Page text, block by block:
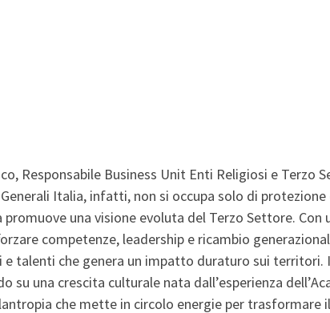
Responsabile Business Unit Enti Religiosi e Terzo
Italia, infatti, non si occupa solo di
una visione evoluta del Terzo Settore.
competenze, leadership e ricambio
talenti che genera un impatto duraturo sui territori.
una crescita culturale nata dall’esperienza
che mette in circolo energie per